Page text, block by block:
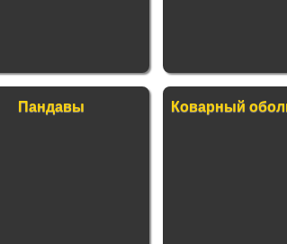
Пандавы Коварный